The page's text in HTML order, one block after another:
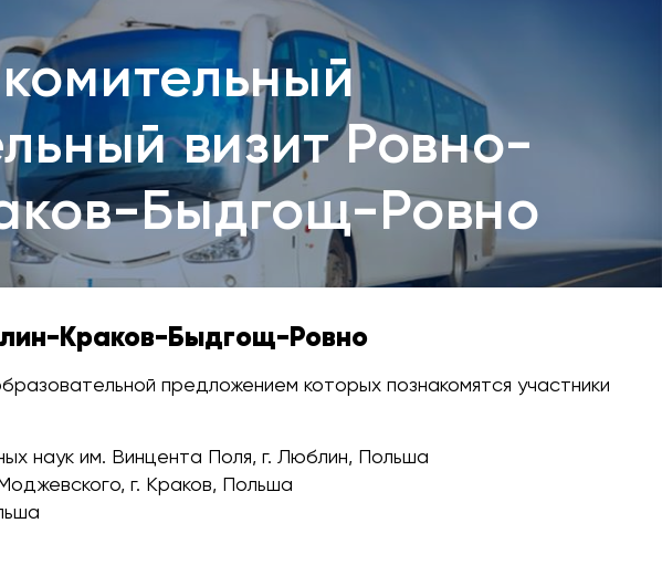
визит Ровно-
Быдгощ-Ровно
Краков-Быдгощ-Ровно
предложением которых познакомятся участники
наук им. Винцента Поля, г. Люблин, Польша
г. Краков, Польша